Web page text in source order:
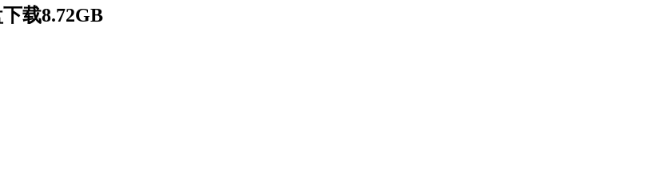
载8.72GB